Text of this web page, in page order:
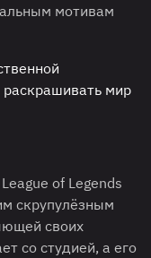
мотивам
раскрашивать мир
of Legends
скрупулёзным
своих
со студией, а его